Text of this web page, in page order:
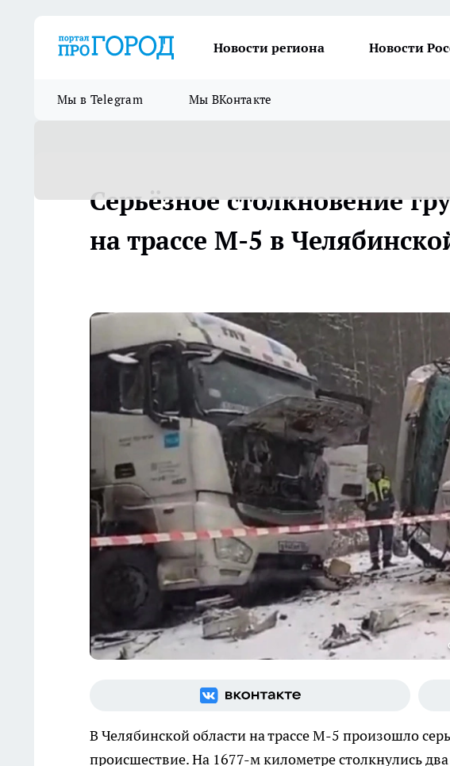
Новости региона Новости
Мы в Telegram Мы ВКонтакте
Серьёзное столкновение
на трассе М-5 в
В Челябинской области на трассе М-5 произошло
происшествие. На 1677-м километре столкнулись